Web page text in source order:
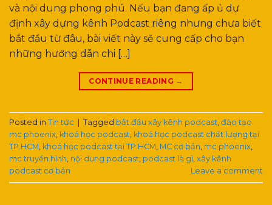
và nội dung phong phú. Nếu bạn đang ấp ủ dự
định xây dựng kênh Podcast riêng nhưng chưa biết
bắt đầu từ đâu, bài viết này sẽ cung cấp cho bạn
những hướng dẫn chi […]
CONTINUE READING →
Posted in Tin tức Tagged bắt đầu xây kênh podcast, đào tạo
mc phoenix, khoá học podcast, khoá học podcast chất lượng tại
TP.HCM, khoá học podcast tại TP.HCM, MC cơ bản, mc phoenix,
mc truyền hình, nội dung podcast, podcast là gì, xây kênh
podcast cơ bản
Leave a comment